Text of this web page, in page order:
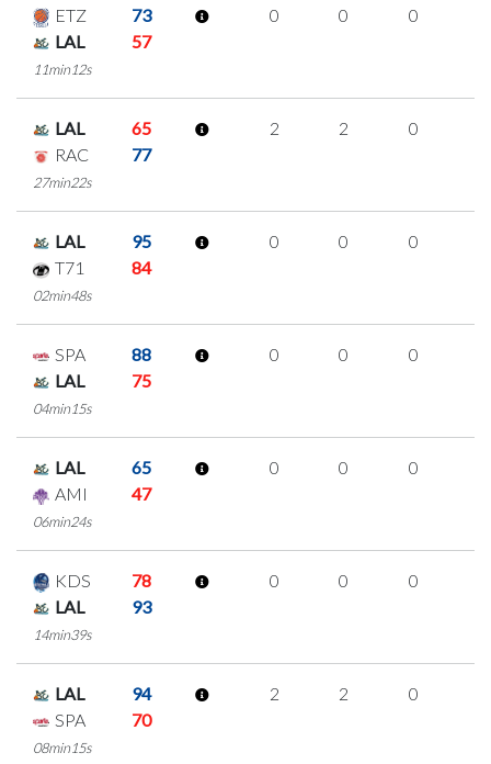
ETZ
73
LAL
57
11min12s
0 0 0
LAL
65
RAC
77
27min22s
2 2 0
LAL
95
T71
84
02min48s
0 0 0
SPA
88
LAL
75
04min15s
0 0 0
LAL
65
AMI
47
06min24s
0 0 0
KDS
78
LAL
93
14min39s
0 0 0
LAL
94
SPA
70
08min15s
2 2 0